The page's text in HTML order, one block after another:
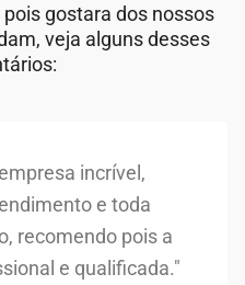
gostara dos nossos
veja alguns desses
incrível,
e toda
recomendo pois a
e qualificada."